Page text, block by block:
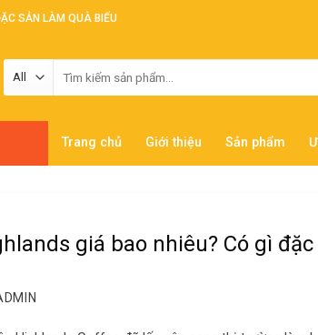
SẢN LÀM QUÀ BIẾU
Trang chủ Giới thiệu Sản phẩm
giá bao nhiêu? Có gì